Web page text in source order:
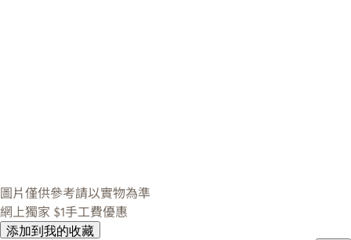
圖片僅供參考請以實物為準
網上獨家 $1手工費優惠
添加到我的收藏